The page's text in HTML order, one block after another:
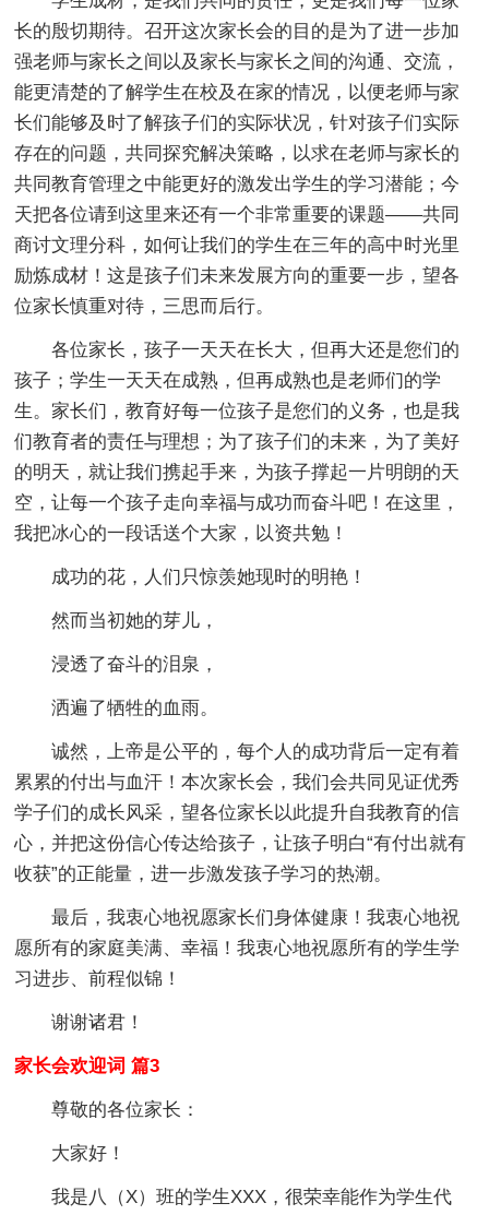
长的殷切期待。召开这次家长会的目的是为了进一步加
强老师与家长之间以及家长与家长之间的沟通、交流，
能更清楚的了解学生在校及在家的情况，以便老师与家
长们能够及时了解孩子们的实际状况，针对孩子们实际
存在的问题，共同探究解决策略，以求在老师与家长的
共同教育管理之中能更好的激发出学生的学习潜能；今
天把各位请到这里来还有一个非常重要的课题——共同
商讨文理分科，如何让我们的学生在三年的高中时光里
励炼成材！这是孩子们未来发展方向的重要一步，望各
位家长慎重对待，三思而后行。
各位家长，孩子一天天在长大，但再大还是您们的
孩子；学生一天天在成熟，但再成熟也是老师们的学
生。家长们，教育好每一位孩子是您们的义务，也是我
们教育者的责任与理想；为了孩子们的未来，为了美好
的明天，就让我们携起手来，为孩子撑起一片明朗的天
空，让每一个孩子走向幸福与成功而奋斗吧！在这里，
我把冰心的一段话送个大家，以资共勉！
成功的花，人们只惊羡她现时的明艳！
然而当初她的芽儿，
浸透了奋斗的泪泉，
洒遍了牺牲的血雨。
诚然，上帝是公平的，每个人的成功背后一定有着
累累的付出与血汗！本次家长会，我们会共同见证优秀
学子们的成长风采，望各位家长以此提升自我教育的信
心，并把这份信心传达给孩子，让孩子明白“有付出就有
收获”的正能量，进一步激发孩子学习的热潮。
最后，我衷心地祝愿家长们身体健康！我衷心地祝
愿所有的家庭美满、幸福！我衷心地祝愿所有的学生学
习进步、前程似锦！
谢谢诸君！
家长会欢迎词 篇3
尊敬的各位家长：
大家好！
我是八（X）班的学生XXX，很荣幸能作为学生代